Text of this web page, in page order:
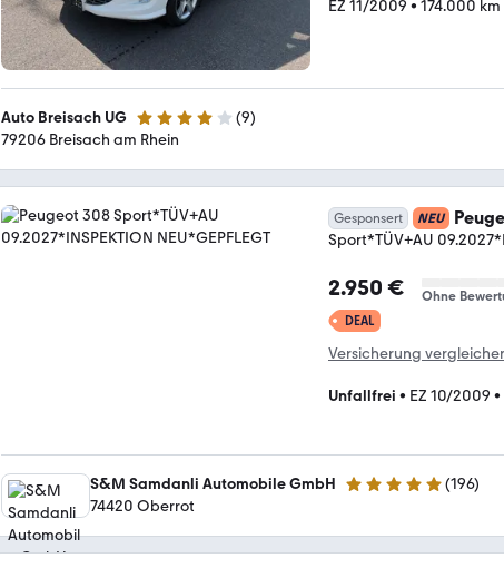
EZ 11/2009 • 174.000 km
Auto Breisach UG 3.8 Sterne (9)
79206 Breisach am Rhein
Gesponsert NEU
Sport*TÜV+AU
2.950 €
Ohne
DEAL
Versicherung
Unfallfrei • EZ 10/2009 •
S&M Samdanli Automobile GmbH 5 Sterne (196)
74420 Oberrot